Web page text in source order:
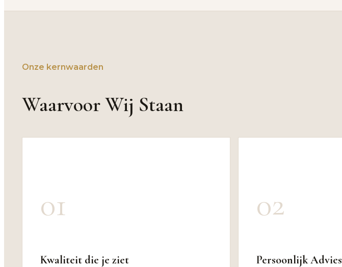
Onze kernwaarden
Waarvoor Wij Staan
01
Kwaliteit die je ziet
02
Persoonlijk Advies